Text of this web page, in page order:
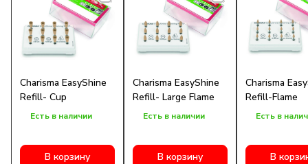
Charisma EasyShine
Refill- Cup
Есть в наличии
В корзину
Charisma EasyShine
Refill- Large Flame
Есть в наличии
В корзину
Charisma
Refill-Flame
Есть в
В